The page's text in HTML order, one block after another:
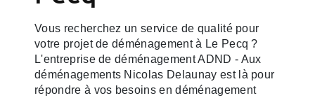
Vous recherchez un service de qualité pour
votre projet de déménagement à Le Pecq ?
L'entreprise de déménagement ADND - Aux
déménagements Nicolas Delaunay est là pour
répondre à vos besoins en déménagement